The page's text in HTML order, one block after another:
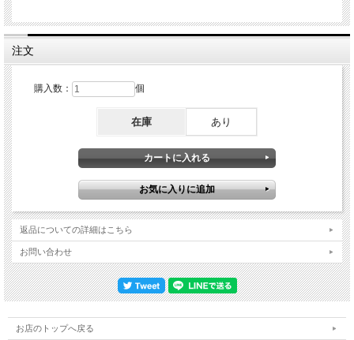
注文
購入数： 個
在庫 あり
返品についての詳細はこちら
お問い合わせ
お店のトップへ戻る